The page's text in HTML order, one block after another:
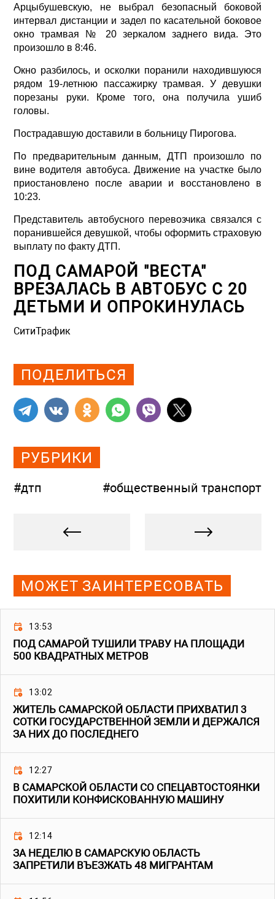
Арцыбушевскую, не выбрал безопасный боковой
интервал дистанции и задел по касательной боковое
окно трамвая № 20 зеркалом заднего вида. Это
произошло в 8:46.
Окно разбилось, и осколки поранили находившуюся
рядом 19-летнюю пассажирку трамвая. У девушки
порезаны руки. Кроме того, она получила ушиб
головы.
Пострадавшую доставили в больницу Пирогова.
По предварительным данным, ДТП произошло по
вине водителя автобуса. Движение на участке было
приостановлено после аварии и восстановлено в
10:23.
Представитель автобусного перевозчика связался с
поранившейся девушкой, чтобы оформить страховую
выплату по факту ДТП.
ПОД САМАРОЙ "ВЕСТА"
ВРЕЗАЛАСЬ В АВТОБУС С 20
ДЕТЬМИ И ОПРОКИНУЛАСЬ
СитиТрафик
ПОДЕЛИТЬСЯ
РУБРИКИ
#дтп #общественный транспорт
МОЖЕТ ЗАИНТЕРЕСОВАТЬ
13:53
ПОД САМАРОЙ ТУШИЛИ ТРАВУ НА ПЛОЩАДИ
500 КВАДРАТНЫХ МЕТРОВ
13:02
ЖИТЕЛЬ САМАРСКОЙ ОБЛАСТИ ПРИХВАТИЛ 3
СОТКИ ГОСУДАРСТВЕННОЙ ЗЕМЛИ И ДЕРЖАЛСЯ
ЗА НИХ ДО ПОСЛЕДНЕГО
12:27
В САМАРСКОЙ ОБЛАСТИ СО СПЕЦАВТОСТОЯНКИ
ПОХИТИЛИ КОНФИСКОВАННУЮ МАШИНУ
12:14
ЗА НЕДЕЛЮ В САМАРСКУЮ ОБЛАСТЬ
ЗАПРЕТИЛИ ВЪЕЗЖАТЬ 48 МИГРАНТАМ